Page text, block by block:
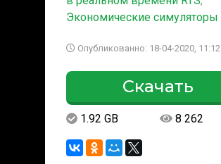
Экономические симуляторы
Опубликованно: 18-04-2020, 11:12
Скачать
1.92 GB 8 262